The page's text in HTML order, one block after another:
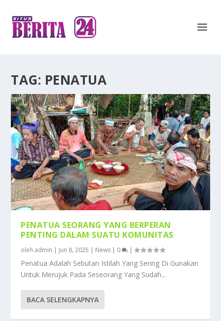
TAG: PENATUA
PENATUA SEORANG YANG BERPERAN
PENTING DALAM SUATU KOMUNITAS
oleh admin | Jun 8, 2025 | News | 0 |
Penatua Adalah Sebutan Istilah Yang Sering Di Gunakan
Untuk Merujuk Pada Seseorang Yang Sudah...
BACA SELENGKAPNYA